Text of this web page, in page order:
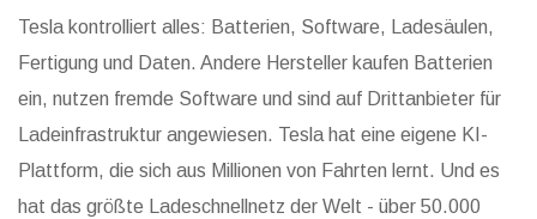
Tesla kontrolliert alles: Batterien, Software, Ladesäulen,
Fertigung und Daten. Andere Hersteller kaufen Batterien
ein, nutzen fremde Software und sind auf Drittanbieter für
Ladeinfrastruktur angewiesen. Tesla hat eine eigene KI-
Plattform, die sich aus Millionen von Fahrten lernt. Und es
hat das größte Ladeschnellnetz der Welt - über 50.000